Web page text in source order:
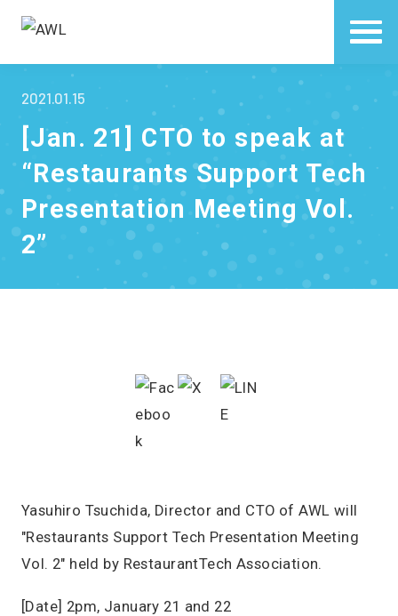
2021.01.15
[Jan. 21] CTO to speak at
“Restaurants Support Tech
Presentation Meeting Vol.
2”
Yasuhiro Tsuchida, Director and CTO of AWL will
"Restaurants Support Tech Presentation Meeting
Vol. 2" held by RestaurantTech Association.
[Date] 2pm, January 21 and 22